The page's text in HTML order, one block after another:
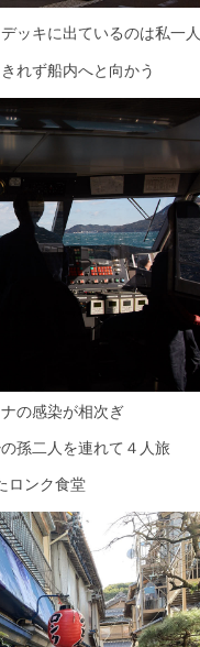
ッキに出ているのは私一人
れず船内へと向かう
の感染が相次ぎ
孫二人を連れて４人旅
ロンク食堂